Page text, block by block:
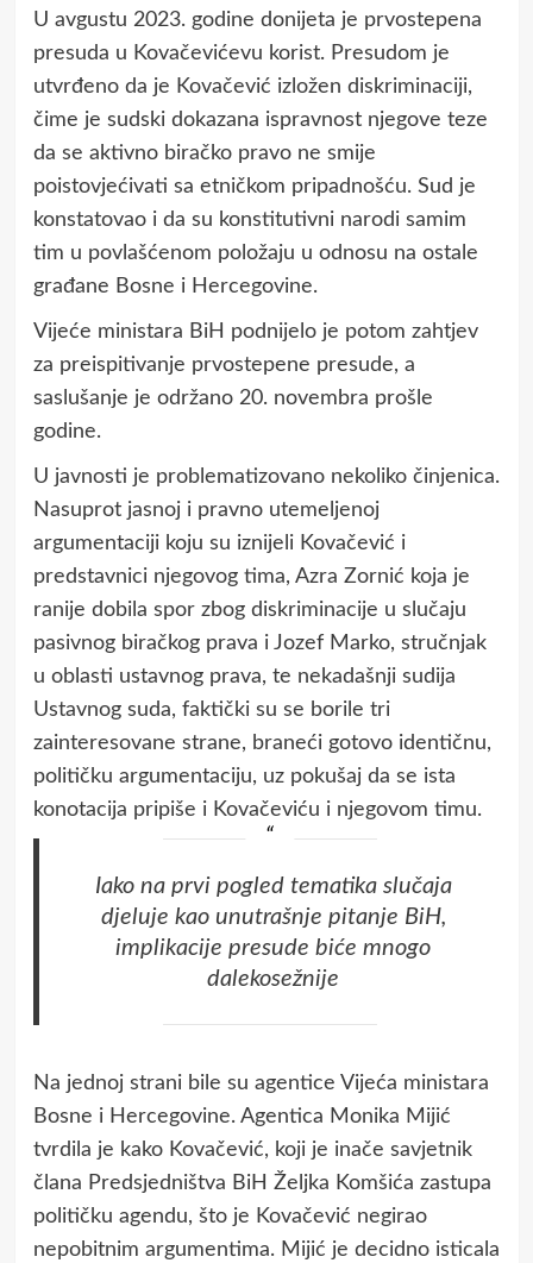
U avgustu 2023. godine donijeta je prvostepena
presuda u Kovačevićevu korist. Presudom je
utvrđeno da je Kovačević izložen diskriminaciji,
čime je sudski dokazana ispravnost njegove teze
da se aktivno biračko pravo ne smije
poistovjećivati sa etničkom pripadnošću. Sud je
konstatovao i da su konstitutivni narodi samim
tim u povlašćenom položaju u odnosu na ostale
građane Bosne i Hercegovine.
Vijeće ministara BiH podnijelo je potom zahtjev
za preispitivanje prvostepene presude, a
saslušanje je održano 20. novembra prošle
godine.
U javnosti je problematizovano nekoliko činjenica.
Nasuprot jasnoj i pravno utemeljenoj
argumentaciji koju su iznijeli Kovačević i
predstavnici njegovog tima, Azra Zornić koja je
ranije dobila spor zbog diskriminacije u slučaju
pasivnog biračkog prava i Jozef Marko, stručnjak
u oblasti ustavnog prava, te nekadašnji sudija
Ustavnog suda, faktički su se borile tri
zainteresovane strane, braneći gotovo identičnu,
političku argumentaciju, uz pokušaj da se ista
konotacija pripiše i Kovačeviću i njegovom timu.
Iako na prvi pogled tematika slučaja
djeluje kao unutrašnje pitanje BiH,
implikacije presude biće mnogo
dalekosežnije
Na jednoj strani bile su agentice Vijeća ministara
Bosne i Hercegovine. Agentica Monika Mijić
tvrdila je kako Kovačević, koji je inače savjetnik
člana Predsjedništva BiH Željka Komšića zastupa
političku agendu, što je Kovačević negirao
nepobitnim argumentima. Mijić je decidno isticala